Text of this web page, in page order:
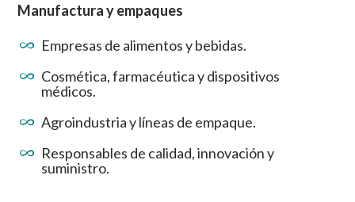
Manufactura y empaques
Empresas de alimentos y bebidas.
Cosmética, farmacéutica y dispositivos
médicos.
Agroindustria y líneas de empaque.
Responsables de calidad, innovación y
suministro.